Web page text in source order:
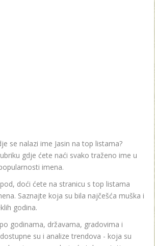
se nalazi ime Jasin na top listama?
gdje ćete naći svako traženo ime u
imena.
doći ćete na stranicu s top listama
Saznajte koja su bila najčešća muška i
godina.
godinama, državama, gradovima i
su i analize trendova - koja su